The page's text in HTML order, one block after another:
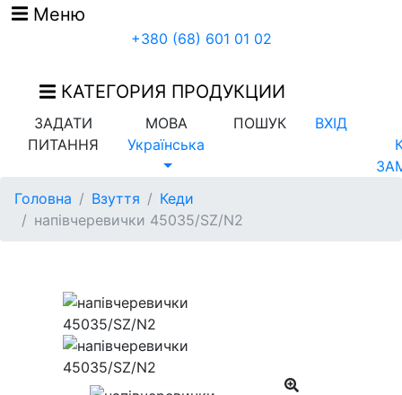
Меню
+380 (68) 601 01 02
КАТЕГОРИЯ ПРОДУКЦИИ
ЗАДАТИ
ПИТАННЯ
МОВА
Українська
ПОШУК
ВХІД
Головна
Взуття
Кеди
напівчеревички 45035/SZ/N2